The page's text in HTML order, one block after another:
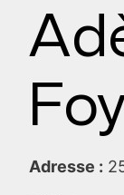
Adresse :